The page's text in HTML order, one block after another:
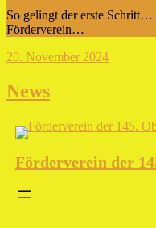
So gelingt der erste
Förderverein…
20. November 2024
News
Förderverein der